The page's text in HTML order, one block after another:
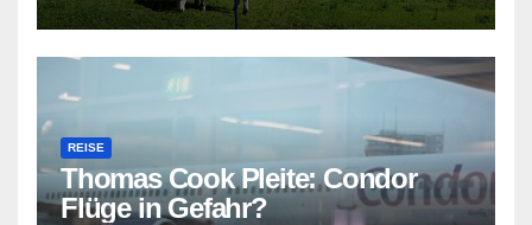
REISE
Thomas Cook Pleite: Condor
Flüge in Gefahr?